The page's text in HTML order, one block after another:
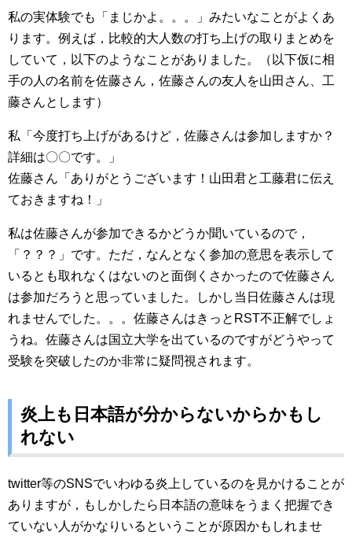
私の実体験でも「まじかよ。。。」みたいなことがよくあ
ります。例えば，比較的大人数の打ち上げの取りまとめを
していて，以下のようなことがありました。（以下仮に相
手の人の名前を佐藤さん，佐藤さんの友人を山田さん、工
藤さんとします）
私「今度打ち上げがあるけど，佐藤さんは参加しますか？
詳細は〇〇です。」
佐藤さん「ありがとうございます！山田君と工藤君に伝え
ておきますね！」
私は佐藤さんが参加できるかどうか聞いているので，
「？？？」です。ただ，なんとなく参加の意思を表示して
いるとも取れなくはないのと面倒くさかったので佐藤さん
は参加だろうと思っていました。しかし当日佐藤さんは現
れませんでした。。。佐藤さんはきっとRST不正解でしょ
うね。佐藤さんは国立大学を出ているのですがどうやって
受験を突破したのか非常に疑問視されます。
炎上も日本語が分からないからかもし
れない
twitter等のSNSでいわゆる炎上しているのを見かけることが
ありますが，もしかしたら日本語の意味をうまく把握でき
ていない人がかなりいるということが原因かもしれませ